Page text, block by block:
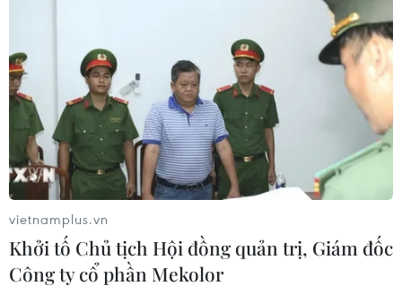
vietnamplus.vn
Khởi tố Chủ tịch Hội đồng quản trị, Giám đốc
Công ty cổ phần Mekolor